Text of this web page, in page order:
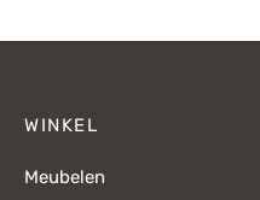
WINKEL
Meubelen